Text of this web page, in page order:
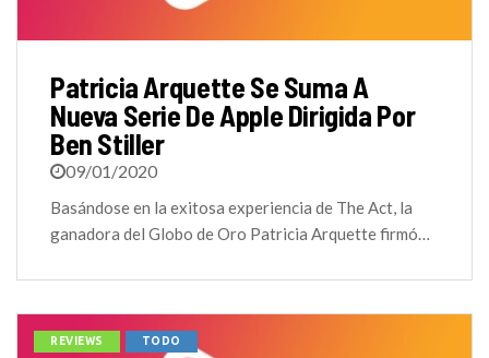
Patricia Arquette Se Suma A
Nueva Serie De Apple Dirigida Por
Ben Stiller
09/01/2020
Basándose en la exitosa experiencia de The Act, la
ganadora del Globo de Oro Patricia Arquette firmó…
REVIEWS TODO